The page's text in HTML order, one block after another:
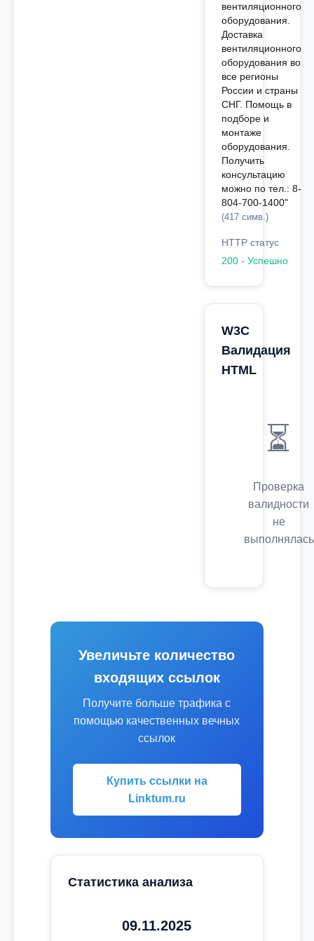
вентиляционного
оборудования.
Доставка
вентиляционного
оборудования во
все регионы
России и страны
СНГ. Помощь в
подборе и
монтаже
оборудования.
Получить
консультацию
можно по тел.: 8-
804-700-1400"
(417 симв.)
HTTP статус
200 - Успешно
W3C
Валидация
HTML
⏳
Проверка
валидности
не
выполнялась
Увеличьте количество
входящих ссылок
Получите больше трафика с
помощью качественных вечных
ссылок
Купить ссылки на
Linktum.ru
Статистика анализа
09.11.2025